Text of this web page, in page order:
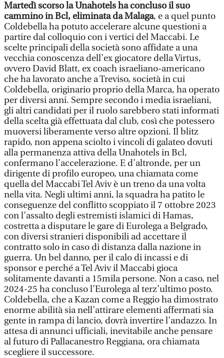
Martedì scorso la Unahotels ha concluso il suo
cammino in Bcl, eliminata da Malaga, e a quel punto
Coldebella ha potuto accelerare alcune questioni a
partire dal colloquio con i vertici del Maccabi. Le
scelte principali della società sono affidate a una
vecchia conoscenza dell’ex giocatore della Virtus,
ovvero David Blatt, ex coach israeliano-americano
che ha lavorato anche a Treviso, società in cui
Coldebella, originario proprio della Marca, ha operato
per diversi anni. Sempre secondo i media israeliani,
gli altri candidati per il ruolo sarebbero stati informati
della scelta già effettuata dal club, così che potessero
muoversi liberamente verso altre opzioni. Il blitz
rapido, non appena sciolto i vincoli di galateo dovuti
alla permanenza attiva della Unahotels in Bcl,
confermano l’accelerazione. E d’altronde, per un
dirigente di profilo europeo, una chiamata come
quella del Maccabi Tel Aviv è un treno da una volta
nella vita. Negli ultimi anni, la squadra ha patito le
conseguenze del conflitto scoppiato il 7 ottobre 2023
con l’assalto degli estremisti islamici di Hamas,
costretta a disputare le gare di Eurolega a Belgrado,
con diversi stranieri disponibili ad accettare il
contratto solo in caso di distanza dalla nazione in
guerra. Un bel danno, per il calo di incassi e di
sponsor e perché a Tel Aviv il Maccabi gioca
solitamente davanti a 15mila persone. Non a caso, nel
2024-25 ha concluso l’Eurolega al terz’ultimo posto.
Coldebella, che a Kazan come a Reggio ha dimostrato
enorme abilità sia nell’attirare elementi affermati sia
gente in rampa di lancio, dovrà invertire l’andazzo. In
attesa di annunci ufficiali, inevitabile anche pensare
al futuro di Pallacanestro Reggiana, ora chiamata
scegliere il successore.